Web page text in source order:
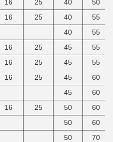
16 25 40
50
16 25 40
55
40
55
16 25 45
55
16 25 45
55
16 25 45
60
45
60
16 25 50
60
50
60
50
70